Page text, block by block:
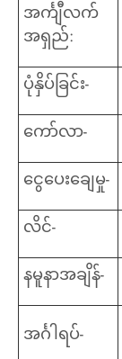
အင်္ကျီလက်
အရှည်:
ပုံနှိပ်ခြင်း-
ကော်လာ-
ငွေပေးချေမှု-
လိင်-
နမူနာအချိန်-
အင်္ဂါရပ်-